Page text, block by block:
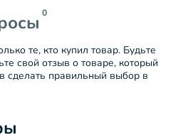
0
те, кто купил товар. Будьте
свой отзыв о товаре, который
сделать правильный выбор в